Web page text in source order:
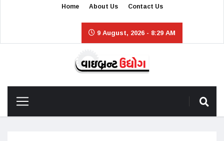
Home About Us Contact Us
9 August, 2026 - 8:29 AM